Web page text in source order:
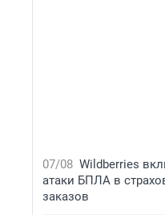
07/08 Wildberries
атаки БПЛА в
заказов